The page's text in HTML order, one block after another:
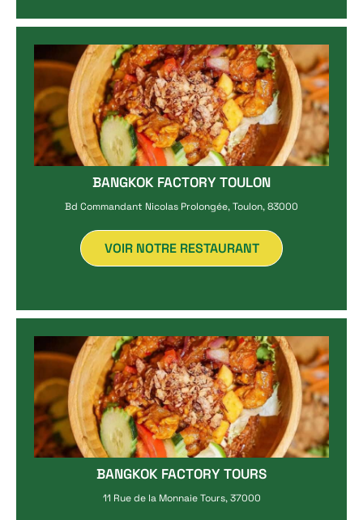
BANGKOK FACTORY TOULON
Bd Commandant Nicolas Prolongée, Toulon, 83000
VOIR NOTRE RESTAURANT
BANGKOK FACTORY TOURS
11 Rue de la Monnaie Tours, 37000